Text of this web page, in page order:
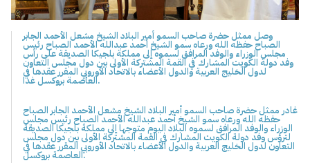
وصل ممثل حضرة صاحب السمو أمير البلاد الشيخ مشعل الأحمد الجابر
الصباح حفظه الله ورعاه سمو الشيخ أحمد عبدالله الأحمد الصباح رئيس
مجلس الوزراء والوفد المرافق لسموه إلى مملكة بلجيكا الصديقة على رأس
وفد دولة الكويت المشارك في القمة المشتركة الأولى بين دول مجلس التعاون
لدول الخليج العربية والدول الأعضاء بالاتحاد الأوروبي المقرر عقدها في
العاصمة بروكسل غدا.
غادر ممثل حضرة صاحب السمو أمير البلاد الشيخ مشعل الأحمد الجابر الصباح
حفظه الله ورعاه سمو الشيخ أحمد عبدالله الأحمد الصباح رئيس مجلس
الوزراء والوفد المرافق لسموه البلاد اليوم متوجها إلى مملكة بلجيكا الصديقة
لترؤس وفد دولة الكويت المشارك في القمة المشتركة الأولى بين دول مجلس
التعاون لدول الخليج العربية والدول الأعضاء بالاتحاد الأوروبي المقرر عقدها في
العاصمة بروكسل.